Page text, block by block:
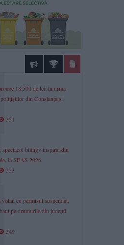
18.500 de lei, în urma
din Constanța și
351
spectacol bilingv inspirat din
la SEAS 2026
333
cu permisul suspendat,
pe drumurile din județul
349